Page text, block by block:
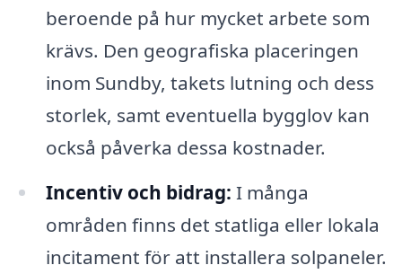
beroende på hur mycket arbete som
krävs. Den geografiska placeringen
inom Sundby, takets lutning och dess
storlek, samt eventuella bygglov kan
också påverka dessa kostnader.
Incentiv och bidrag: I många
områden finns det statliga eller lokala
incitament för att installera solpaneler.